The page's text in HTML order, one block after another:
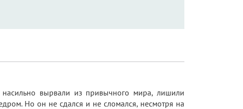
вырвали из привычного мира, лишили
Но он не сдался и не сломался, несмотря на